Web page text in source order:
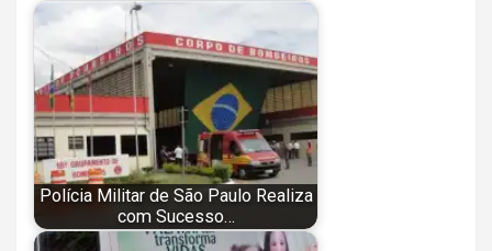
Polícia Militar de São Paulo Realiza
com Sucesso…